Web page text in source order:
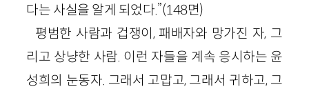
다는 사실을 알게 되었다.”(148면)
평범한 사람과 겁쟁이, 패배자와 망가진 자, 그
리고 상냥한 사람. 이런 자들을 계속 응시하는 윤
성희의 눈동자. 그래서 고맙고, 그래서 귀하고, 그